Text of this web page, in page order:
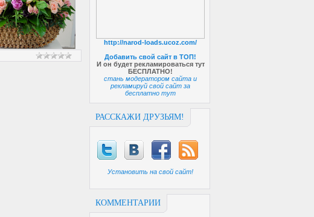
http://narod-loads.ucoz.com/
Добавить свой сайт в ТОП!
И он будет рекламироваться тут
БЕСПЛАТНО!
стань модератором сайта и
рекламируй свой сайт за
бесплатно тут
РАССКАЖИ ДРУЗЬЯМ!
Установить на свой сайт!
КОММЕНТАРИИ